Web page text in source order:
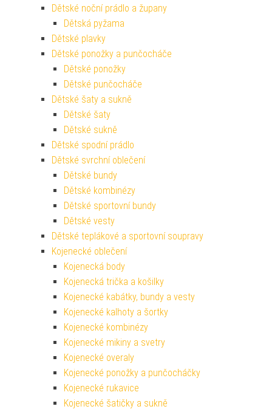
Dětské noční prádlo a župany
Dětská pyžama
Dětské plavky
Dětské ponožky a punčocháče
Dětské ponožky
Dětské punčocháče
Dětské šaty a sukně
Dětské šaty
Dětské sukně
Dětské spodní prádlo
Dětské svrchní oblečení
Dětské bundy
Dětské kombinézy
Dětské sportovní bundy
Dětské vesty
Dětské teplákové a sportovní soupravy
Kojenecké oblečení
Kojenecká body
Kojenecká trička a košilky
Kojenecké kabátky, bundy a vesty
Kojenecké kalhoty a šortky
Kojenecké kombinézy
Kojenecké mikiny a svetry
Kojenecké overaly
Kojenecké ponožky a punčocháčky
Kojenecké rukavice
Kojenecké šatičky a sukně